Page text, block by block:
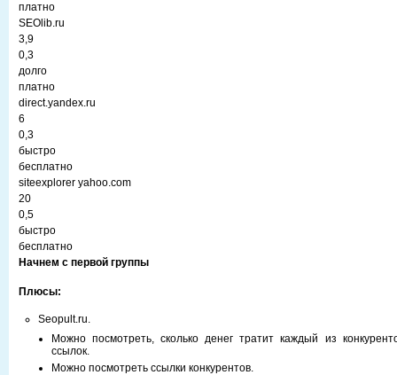
платно
SEOlib.ru
3,9
0,3
долго
платно
direct.yandex.ru
6
0,3
быстро
бесплатно
siteexplorer yahoo.com
20
0,5
быстро
бесплатно
Начнем с первой группы
Плюсы:
Seopult.ru.
Можно посмотреть, сколько денег тратит каждый из
ссылок.
Можно посмотреть ссылки конкурентов.